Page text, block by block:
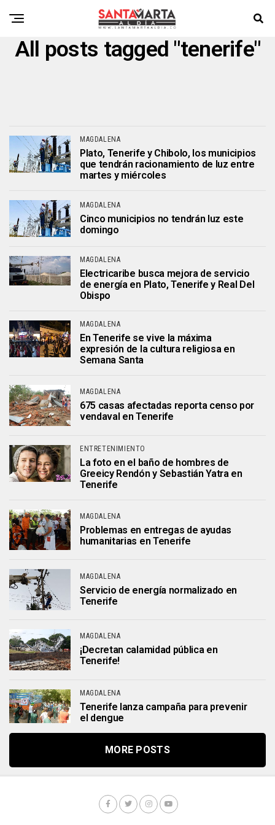
All posts tagged "tenerife"
MAGDALENA
Plato, Tenerife y Chibolo, los municipios
que tendrán racionamiento de luz entre
martes y miércoles
MAGDALENA
Cinco municipios no tendrán luz este
domingo
MAGDALENA
Electricaribe busca mejora de servicio
de energía en Plato, Tenerife y Real Del
Obispo
MAGDALENA
En Tenerife se vive la máxima
expresión de la cultura religiosa en
Semana Santa
MAGDALENA
675 casas afectadas reporta censo por
vendaval en Tenerife
ENTRETENIMIENTO
La foto en el baño de hombres de
Greeicy Rendón y Sebastián Yatra en
Tenerife
MAGDALENA
Problemas en entregas de ayudas
humanitarias en Tenerife
MAGDALENA
Servicio de energía normalizado en
Tenerife
MAGDALENA
¡Decretan calamidad pública en
Tenerife!
MAGDALENA
Tenerife lanza campaña para prevenir
el dengue
MORE POSTS